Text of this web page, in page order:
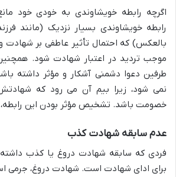
اگرچه رابطه خویشاوندی به خودی خود
رابطه خویشاوندی بسیار نزدیک (مانند
بالعکس) که احتمال تأثیر عاطفی بر شهادت
موجب تردید در اعتبار شهادت شود.
طرفین دعوا دشمنی آشکار و مؤثر داشته
نمی شود، زیرا بیم آن می رود که
خصومت باشد. تشخیص مؤثر بودن این
عدم سابقه شهادت کذب
فردی که سابقه شهادت دروغ یا کذب
برای ادای شهادت است. شهادت دروغ، جرمی